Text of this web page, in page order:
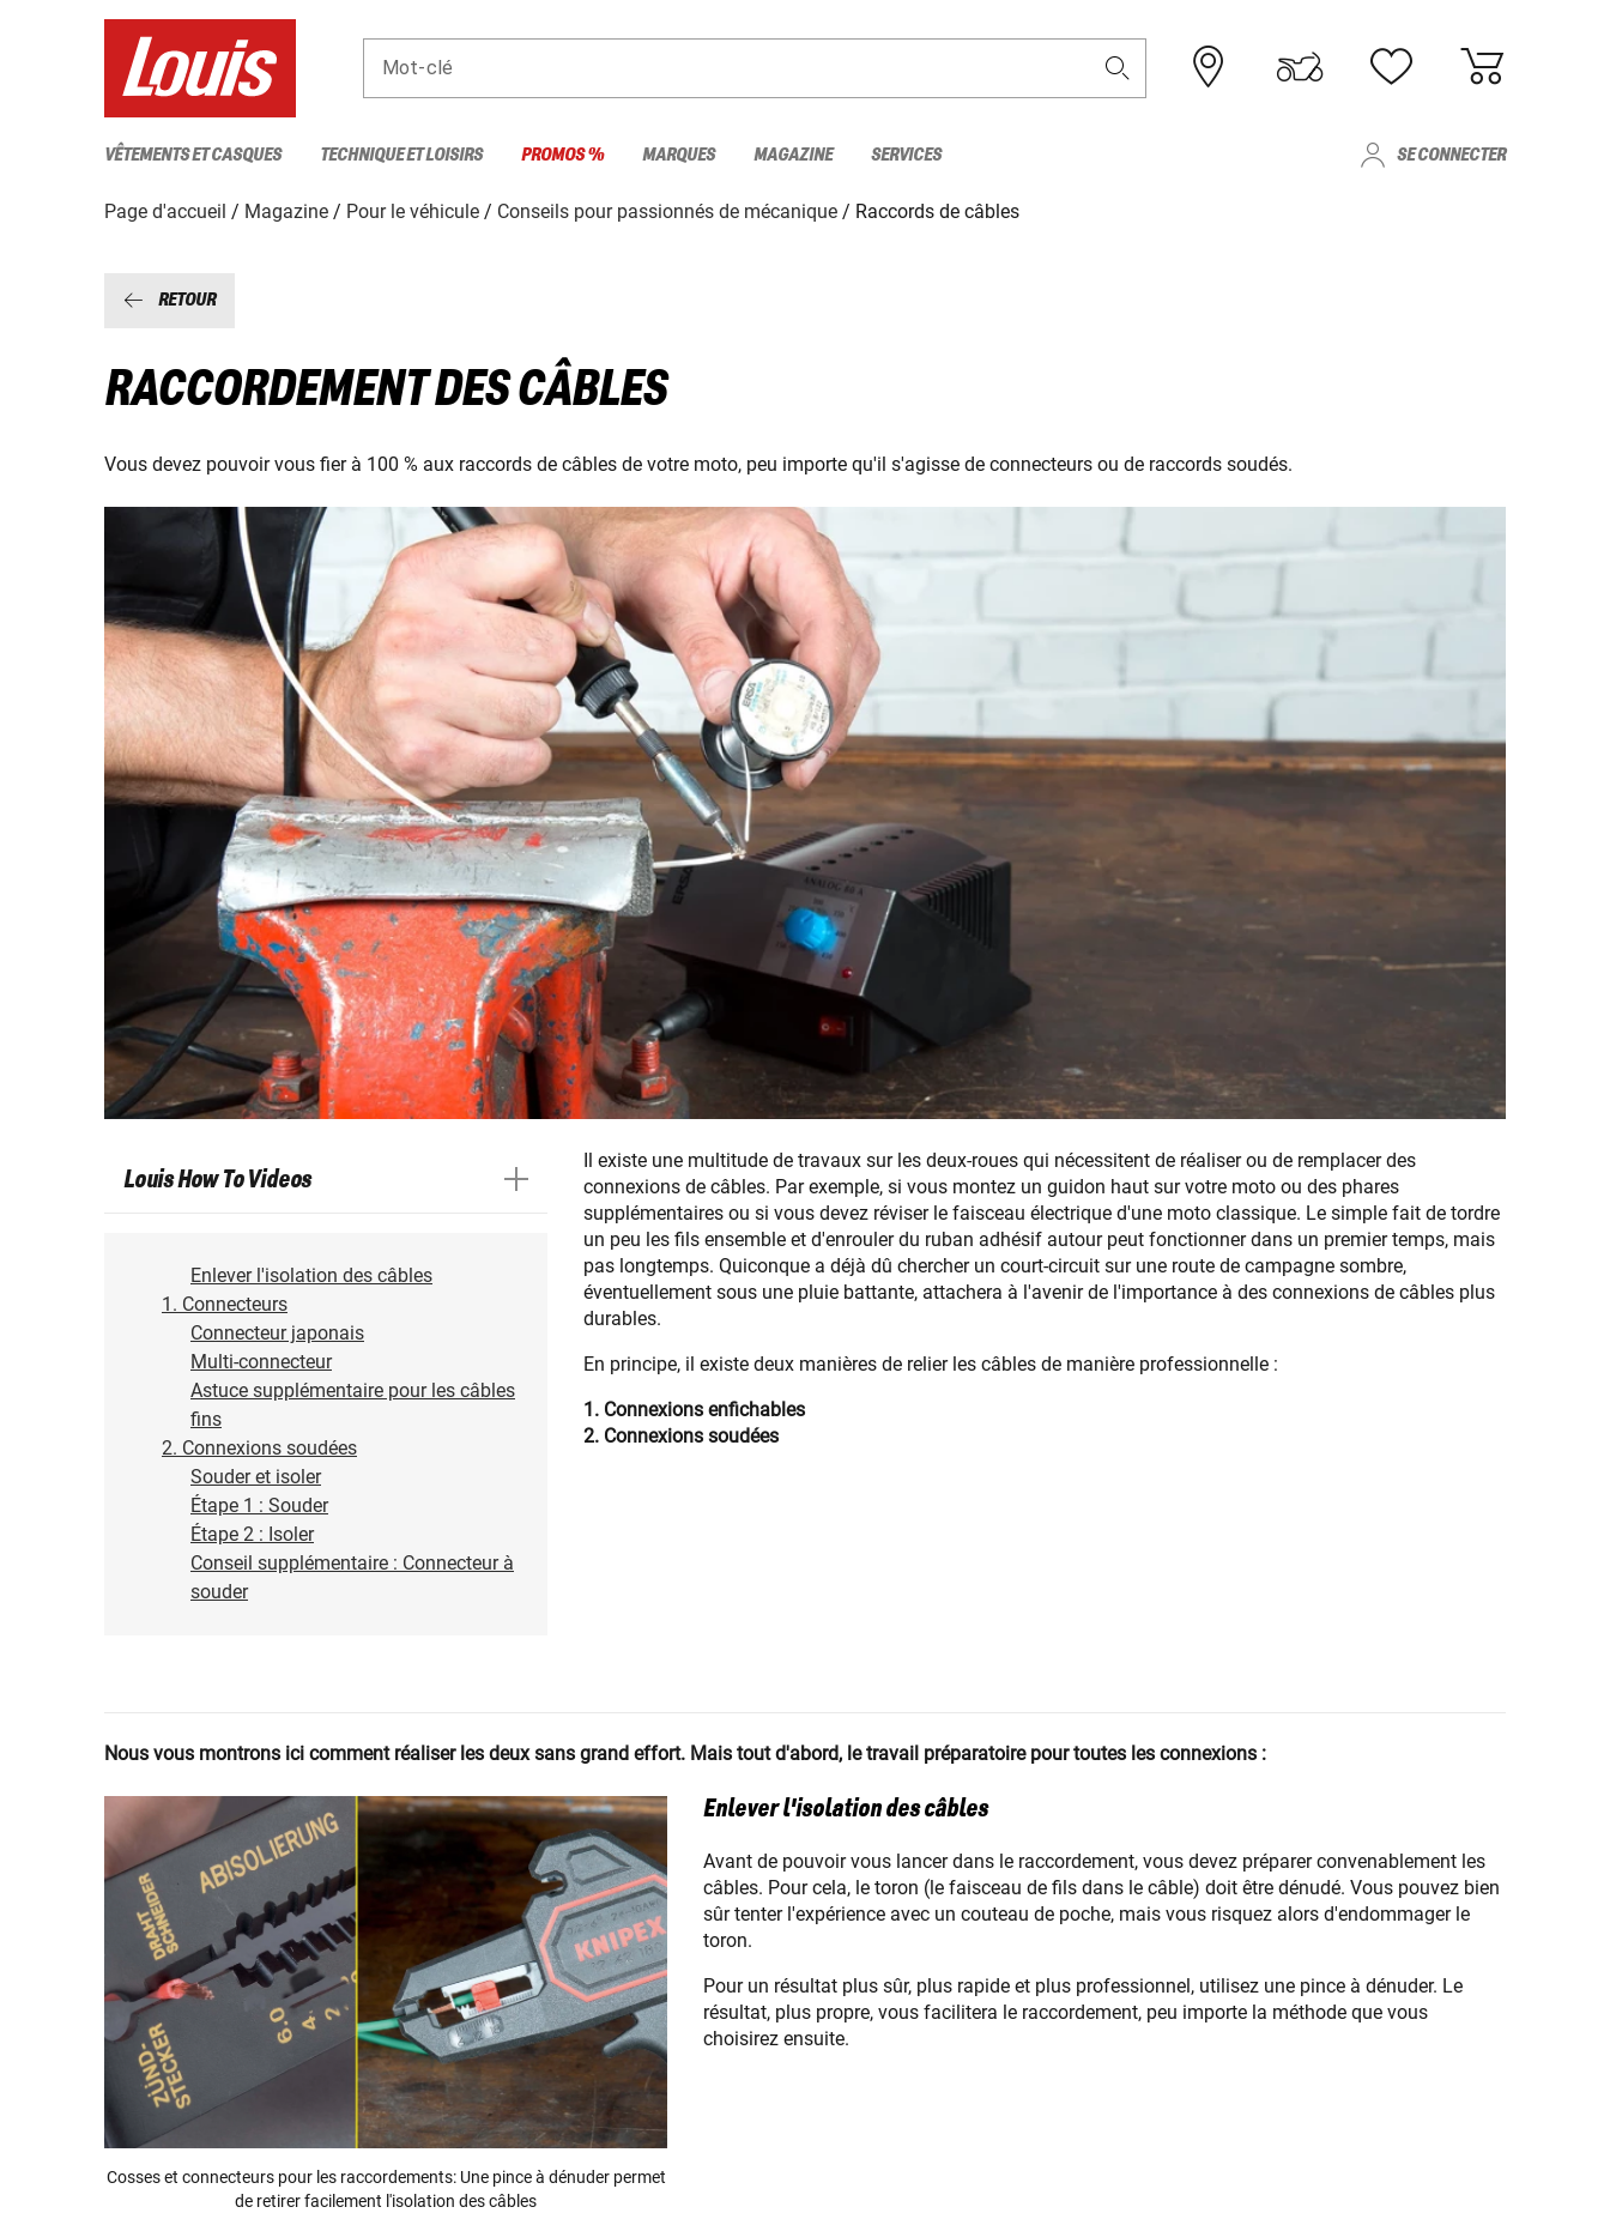
Mot-clé
VÊTEMENTS ET CASQUES TECHNIQUE ET LOISIRS PROMOS % MARQUES MAGAZINE SERVICES SE CONNECTER
Page d'accueil Magazine Pour le véhicule Conseils pour passionnés de mécanique Raccords de câbles
RETOUR
RACCORDEMENT DES CÂBLES
Vous devez pouvoir vous fier à 100 % aux raccords de câbles de votre moto, peu importe qu'il s'agisse de connecteurs ou de raccords soudés.
Louis How To Videos
Enlever l'isolation des câbles
1. Connecteurs
Connecteur japonais
Multi-connecteur
Astuce supplémentaire pour les câbles
fins
2. Connexions soudées
Souder et isoler
Étape 1 : Souder
Étape 2 : Isoler
Conseil supplémentaire : Connecteur à
souder
Il existe une multitude de travaux sur les deux-roues qui nécessitent de réaliser ou de remplacer des
connexions de câbles. Par exemple, si vous montez un guidon haut sur votre moto ou des phares
supplémentaires ou si vous devez réviser le faisceau électrique d'une moto classique. Le simple fait de tordre
un peu les fils ensemble et d'enrouler du ruban adhésif autour peut fonctionner dans un premier temps, mais
pas longtemps. Quiconque a déjà dû chercher un court-circuit sur une route de campagne sombre,
éventuellement sous une pluie battante, attachera à l'avenir de l'importance à des connexions de câbles plus
durables.
En principe, il existe deux manières de relier les câbles de manière professionnelle :
1. Connexions enfichables
2. Connexions soudées
Nous vous montrons ici comment réaliser les deux sans grand effort. Mais tout d'abord, le travail préparatoire pour toutes les connexions :
Cosses et connecteurs pour les raccordements: Une pince à dénuder permet
de retirer facilement l'isolation des câbles
Enlever l'isolation des câbles
Avant de pouvoir vous lancer dans le raccordement, vous devez préparer convenablement les
câbles. Pour cela, le toron (le faisceau de fils dans le câble) doit être dénudé. Vous pouvez bien
sûr tenter l'expérience avec un couteau de poche, mais vous risquez alors d'endommager le
toron.
Pour un résultat plus sûr, plus rapide et plus professionnel, utilisez une pince à dénuder. Le
résultat, plus propre, vous facilitera le raccordement, peu importe la méthode que vous
choisirez ensuite.